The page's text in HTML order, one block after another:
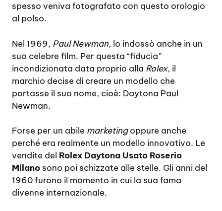
spesso veniva fotografato con questo orologio
al polso.
Nel 1969, Paul Newman, lo indossò anche in un
suo celebre film. Per questa “fiducia”
incondizionata data proprio alla Rolex, il
marchio decise di creare un modello che
portasse il suo nome, cioè: Daytona Paul
Newman.
Forse per un abile marketingoppure anche
perché era realmente un modello innovativo. Le
vendite del Rolex Daytona Usato Roserio
Milano sono poi schizzate alle stelle. Gli anni del
1960 furono il momento in cui la sua fama
divenne internazionale.